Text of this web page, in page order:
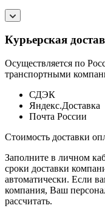
Курьерская
Осуществляется по
транспортными
СДЭК
Яндекс.Доставка
Почта России
Стоимость доставки
Заполните в личном
сроки доставки
автоматически. Если
компания, Ваш
рассчитать.